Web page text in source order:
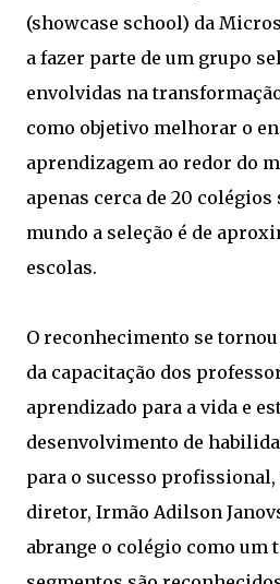
(showcase school) da
a fazer parte de um grupo
envolvidas na
como objetivo melhorar o
aprendizagem ao redor do
apenas cerca de 20
mundo a seleção é de
escolas.
O reconhecimento se
da capacitação dos
aprendizado para a vida e
desenvolvimento de
para o sucesso profissional,
diretor, Irmão Adilson
abrange o colégio como um